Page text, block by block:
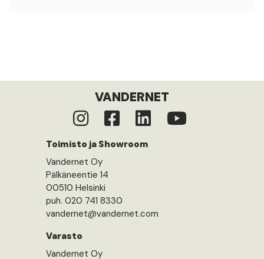
VANDERNET
Toimisto ja Showroom
Vandernet Oy
Pälkäneentie 14
00510 Helsinki
puh. 020 741 8330
vandernet@vandernet.com
Varasto
Vandernet Oy